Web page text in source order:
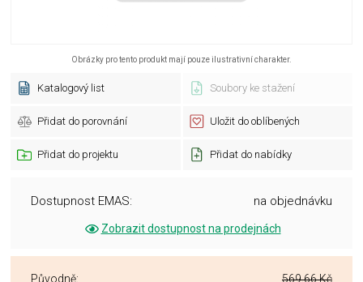
Obrázky pro tento produkt mají pouze ilustrativní charakter.
Katalogový list Soubory ke stažení
Přidat do porovnání Uložit do oblíbených
Přidat do projektu Přidat do nabídky
Dostupnost EMAS: na objednávku
Zobrazit dostupnost na prodejnách
Původně:
569,66 Kč